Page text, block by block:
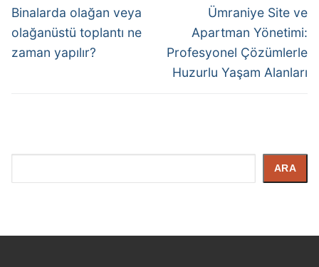
Binalarda olağan veya
olağanüstü toplantı ne
zaman yapılır?
Ümraniye Site ve
Apartman Yönetimi:
Profesyonel Çözümlerle
Huzurlu Yaşam Alanları
Arayın
ARA